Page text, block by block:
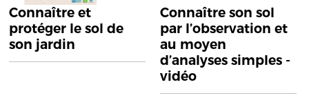
Connaître et
protéger le sol de
son jardin
Connaître son sol
par l’observation et
au moyen
d’analyses simples -
vidéo